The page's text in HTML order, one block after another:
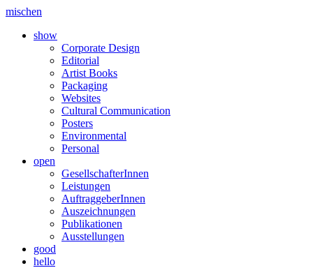
mischen
show
Corporate Design
Editorial
Artist Books
Packaging
Websites
Cultural Communication
Posters
Environmental
Personal
open
GesellschafterInnen
Leistungen
AuftraggeberInnen
Auszeichnungen
Publikationen
Ausstellungen
good
hello